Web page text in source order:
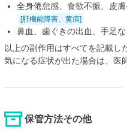
全身倦怠感、食欲不振、皮
[肝機能障害、黄疸]
鼻血、歯ぐきの出血、手足な
以上の副作用はすべてを記載し
気になる症状が出た場合は、医
保管方法その他